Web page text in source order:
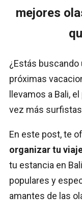
mejores
¿Estás
próximas
llevamos a Bali,
vez más
En este post, te
organizar tu
tu estancia en
populares y
amantes de las